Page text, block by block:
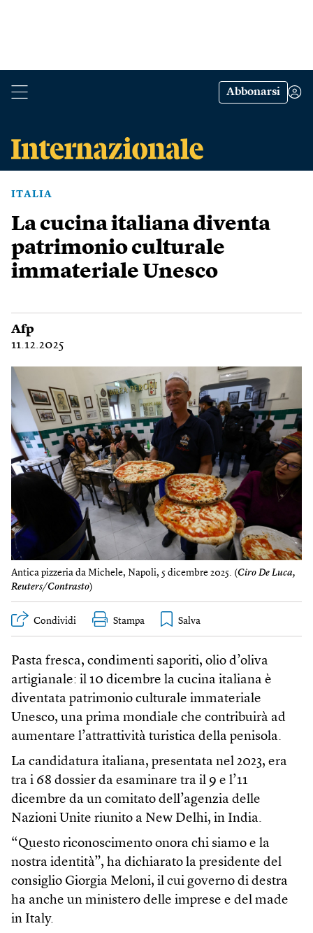
Abbonarsi
ITALIA
La cucina italiana diventa
patrimonio culturale
immateriale Unesco
Afp
11.12.2025
Antica pizzeria da Michele, Napoli, 5 dicembre 2025. (Ciro De Luca,
Reuters/Contrasto)
Condividi Stampa
Pasta fresca, condimenti saporiti, olio d’oliva
artigianale: il 10 dicembre la cucina italiana è
diventata patrimonio culturale immateriale
Unesco, una prima mondiale che contribuirà ad
aumentare l’attrattività turistica della penisola.
La candidatura italiana, presentata nel 2023, era
tra i 68 dossier da esaminare tra il 9 e l’11
dicembre da un comitato dell’agenzia delle
Nazioni Unite riunito a New Delhi, in India.
“Questo riconoscimento onora chi siamo e la
nostra identità”, ha dichiarato la presidente del
consiglio Giorgia Meloni, il cui governo di destra
ha anche un ministero delle imprese e del made
in Italy.